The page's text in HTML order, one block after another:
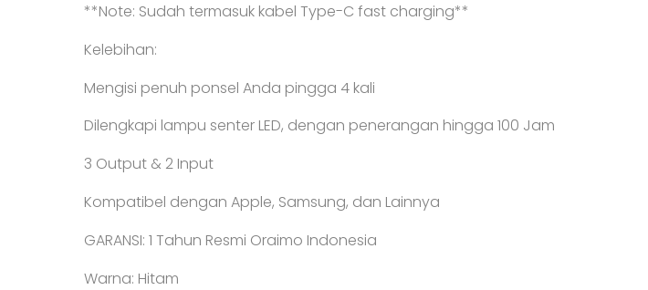
**Note: Sudah termasuk kabel Type-C fast charging**
Kelebihan:
Mengisi penuh ponsel Anda pingga 4 kali
Dilengkapi lampu senter LED, dengan penerangan hingga 100 Jam
3 Output & 2 Input
Kompatibel dengan Apple, Samsung, dan Lainnya
GARANSI: 1 Tahun Resmi Oraimo Indonesia
Warna: Hitam